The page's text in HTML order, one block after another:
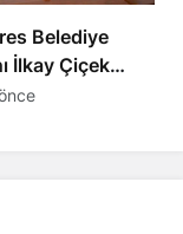
Belediye
İlkay Çiçek
uzaklaştırıldı